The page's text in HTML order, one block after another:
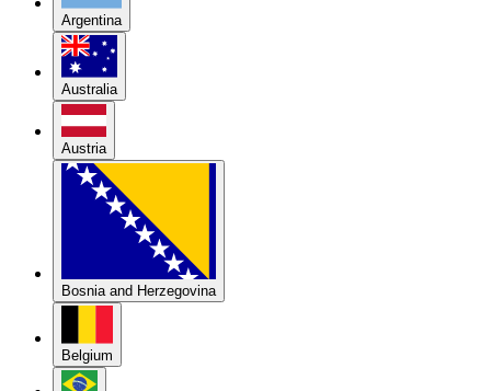
Argentina
Australia
Austria
Bosnia and Herzegovina
Belgium